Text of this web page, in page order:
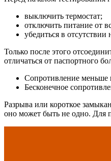
выключить термостат;
отключить питание от
убедиться в
Только после этого
отличаться от паспортного
Сопротивление меньше
Бесконечное
Разрыва или короткое
оно может быть не одно. Для